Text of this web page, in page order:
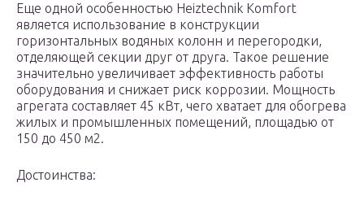
Еще одной особенностью Heiztechnik Komfort
является использование в конструкции
горизонтальных водяных колонн и перегородки,
отделяющей секции друг от друга. Такое решение
значительно увеличивает эффективность работы
оборудования и снижает риск коррозии. Мощность
агрегата составляет 45 кВт, чего хватает для обогрева
жилых и промышленных помещений, площадью от
150 до 450 м2.
Достоинства: